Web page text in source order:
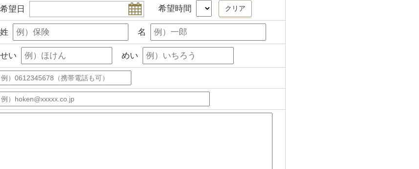
希望日 希望時間 クリア
姓 名
せい めい